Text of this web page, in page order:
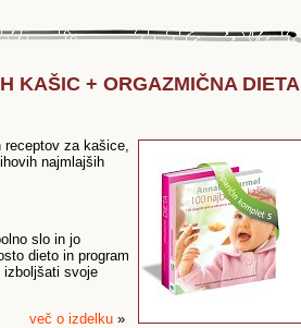
KAŠIC + ORGAZMIČNA DIETA
receptov za kašice,
najmlajših
slo in jo
dieto in program
izboljšati svoje
več o izdelku »